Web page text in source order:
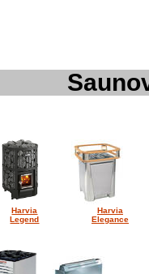
Harvia
Legend
Harvia
Elegance